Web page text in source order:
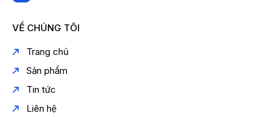
VỀ CHÚNG TÔI
Trang chủ
Sản phẩm
Tin tức
Liên hệ